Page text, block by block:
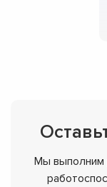
Мы выполним